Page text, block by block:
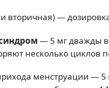
вторичная) —
— 5 мг дважды в
несколько циклов
менструации — 5